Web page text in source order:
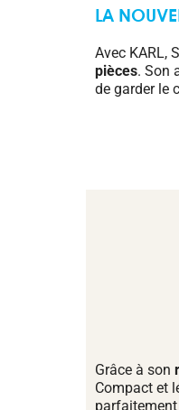
LA
Avec KARL,
pièces. Son
de garder le
Grâce à son
Compact et